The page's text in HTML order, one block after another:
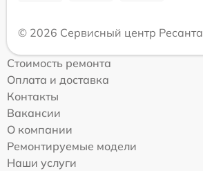
© 2026 Сервисный центр Ресанта
Стоимость ремонта
Оплата и доставка
Контакты
Вакансии
О компании
Ремонтируемые модели
Наши услуги